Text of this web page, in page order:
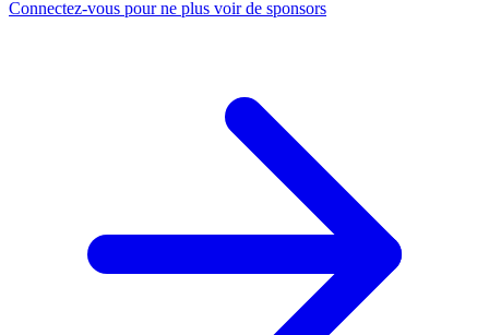
Connectez-vous pour ne plus voir de sponsors